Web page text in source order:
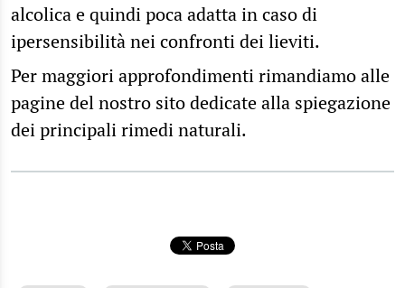
alcolica e quindi poca adatta in caso di
ipersensibilità nei confronti dei lieviti.
Per maggiori approfondimenti rimandiamo alle
pagine del nostro sito dedicate alla spiegazione
dei principali rimedi naturali.